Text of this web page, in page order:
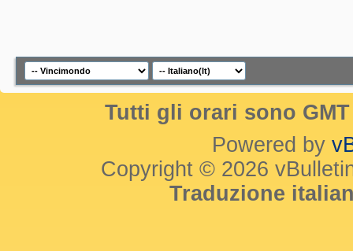
Tutti gli orari sono
Powered by
Copyright © 2026
Traduzione